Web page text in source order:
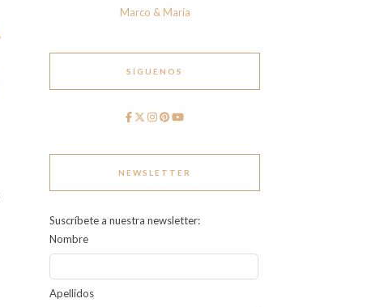
Marco & María
SÍGUENOS
NEWSLETTER
Suscríbete a nuestra newsletter:
Nombre
Apellidos